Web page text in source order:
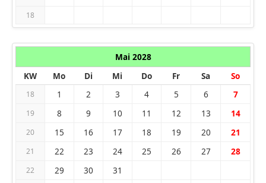
18
Mai 2028
KW
Mo Di Mi Do Fr Sa So
18 1 2 3 4 5 6 7
19 8 9 10 11 12 13 14
20 15 16 17 18 19 20 21
21 22 23 24 25 26 27 28
22 29 30 31